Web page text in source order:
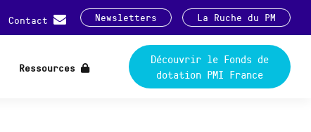
Contact Newsletters La Ruche du PM
Ressources
Découvrir le Fonds de
dotation PMI France